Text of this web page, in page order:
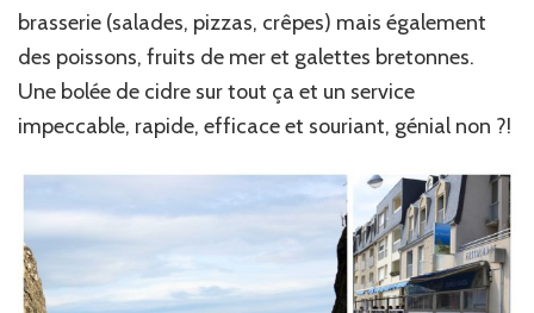
brasserie (salades, pizzas, crêpes) mais également
des poissons, fruits de mer et galettes bretonnes.
Une bolée de cidre sur tout ça et un service
impeccable, rapide, efficace et souriant, génial non ?!